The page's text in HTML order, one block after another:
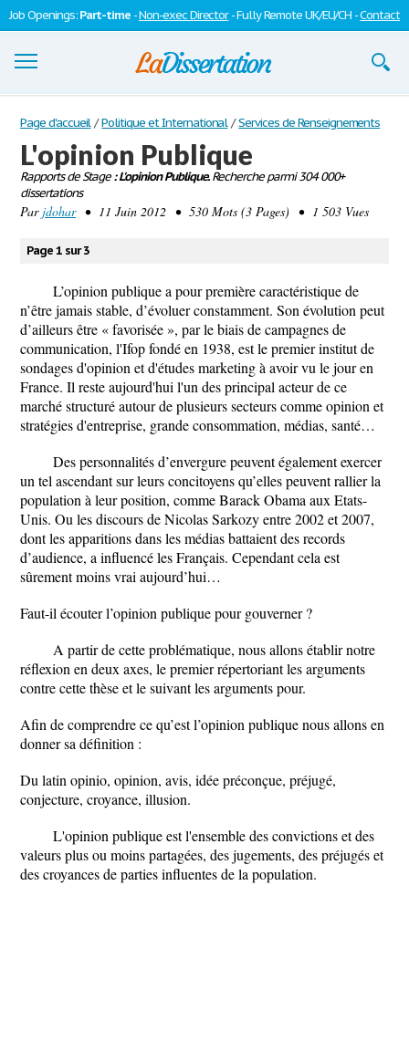
Job Openings:Part-time -Non-exec Director- Fully Remote UK/EU/CH -Contact
Dissertations
S'inscrire
Se connecter
Page d'accueil / Politique et International / Services de Renseignements
L'opinion Publique
Rapports de Stage: L'opinion Publique.Recherche parmi 304 000+
dissertations
Par jdohar• 11 Juin 2012 • 530 Mots (3 Pages) • 1 503 Vues
Page 1 sur 3
L’opinion publique a pour première caractéristique de
n’être jamais stable, d’évoluer constamment. Son évolution peut
d’ailleurs être « favorisée », par le biais de campagnes de
communication, l'Ifop fondé en 1938, est le premier institut de
sondages d'opinion et d'études marketing à avoir vu le jour en
France. Il reste aujourd'hui l'un des principal acteur de ce
marché structuré autour de plusieurs secteurs comme opinion et
stratégies d'entreprise, grande consommation, médias, santé…
Des personnalités d’envergure peuvent également exercer
un tel ascendant sur leurs concitoyens qu’elles peuvent rallier la
population à leur position, comme Barack Obama aux Etats-
Unis. Ou les discours de Nicolas Sarkozy entre 2002 et 2007,
dont les apparitions dans les médias battaient des records
d’audience, a influencé les Français. Cependant cela est
sûrement moins vrai aujourd’hui…
Faut-il écouter l’opinion publique pour gouverner ?
A partir de cette problématique, nous allons établir notre
réflexion en deux axes, le premier répertoriant les arguments
contre cette thèse et le suivant les arguments pour.
Afin de comprendre ce qu’est l’opinion publique nous allons en
donner sa définition :
Du latin opinio, opinion, avis, idée préconçue, préjugé,
conjecture, croyance, illusion.
L'opinion publique est l'ensemble des convictions et des
valeurs plus ou moins partagées, des jugements, des préjugés et
des croyances de parties influentes de la population.